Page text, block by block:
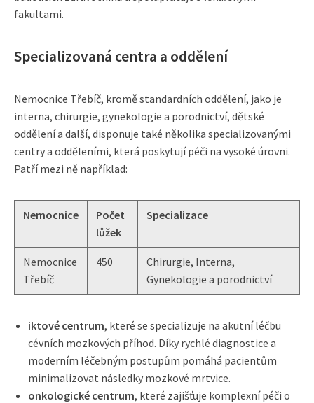
fakultami.
Specializovaná centra a oddělení
Nemocnice Třebíč, kromě standardních oddělení, jako je
interna, chirurgie, gynekologie a porodnictví, dětské
oddělení a další, disponuje také několika specializovanými
centry a odděleními, která poskytují péči na vysoké úrovni.
Patří mezi ně například:
Nemocnice
Počet
lůžek
Specializace
Nemocnice
Třebíč
450
Chirurgie, Interna,
Gynekologie a porodnictví
iktové centrum, které se specializuje na akutní léčbu
cévních mozkových příhod. Díky rychlé diagnostice a
moderním léčebným postupům pomáhá pacientům
minimalizovat následky mozkové mrtvice.
onkologické centrum, které zajišťuje komplexní péči o